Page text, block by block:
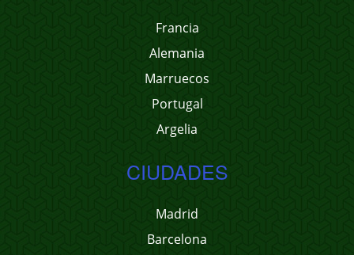
Francia
Alemania
Marruecos
Portugal
Argelia
CIUDADES
Madrid
Barcelona